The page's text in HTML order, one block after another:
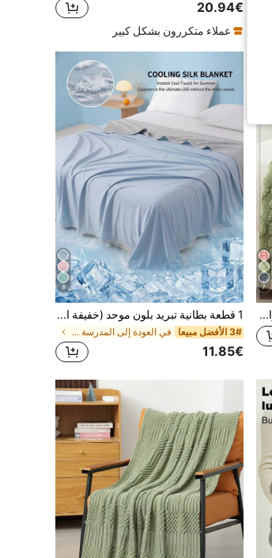
20.94€
عملاء متكررون بشكل كبير
7
بطانية ملقطة من التفتا الجاكار قطعة واحدة، خفيفة الوزن وناعمة، يمكن استخدامها كبطانية سرير أو شال، مناسبة لغرفة المعيشة والنوم والسكن الجامعي، ديكور الخريف، ديكور الغرفة
8
1 قطعة بطانية تبريد بلون موحد (خفيفة الوزن)، خيارات ألوان متعددة/بسيطة وأنيقة/مصنوعة من نسيج ألياف التبريد/حواف مخيطة معززة/توفر تجربة باردة ومريحة للأشخاص الذين يشعرون بالحرارة؛ قابلة للغسل في الغسالة، خفيفة الوزن وقابلة للنقل؛ مناسبة لغرفة النوم والمشاهد المختلفة الأخرى
3# الأفضل مبيعا في العودة إلى المدرسة بطانيات السرير وبطانيات المن
11.85€